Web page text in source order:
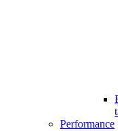
Performance